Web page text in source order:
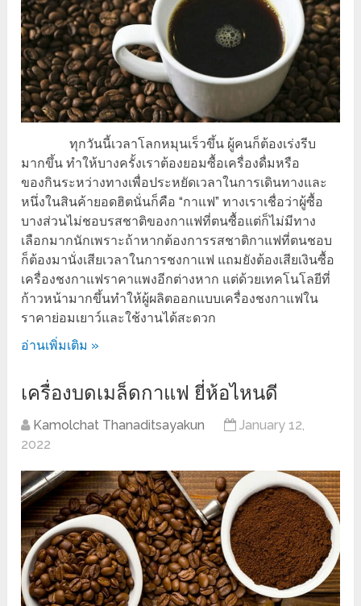
ทุกวันนี้เวลาโลกหมุนเร็วขึ้น ผู้คนก็ต้องเร่งรีบ
มากขึ้น ทำให้บางครั้งเราต้องยอมซื้อเครื่องดื่มหรือ
ของกินระหว่างทางเพื่อประหยัดเวลาในการเดินทางและ
หนึ่งในสินค้ายอดฮิตนั่นก็คือ “กาแฟ” ทางเราเชื่อว่าผู้ซื้อ
บางส่วนไม่ชอบรสชาติของกาแฟที่ตนซื้อแต่ก็ไม่มีทาง
เลือกมากนักเพราะถ้าหากต้องการรสชาติกาแฟที่ตนชอบ
ก็ต้องมานั่งเสียเวลาในการชงกาแฟ แถมยังต้องเสียเงินซื้อ
เครื่องชงกาแฟราคาแพงอีกต่างหาก แต่ด้วยเทคโนโลยีที่
ก้าวหน้ามากขึ้นทำให้ผู้ผลิตออกแบบเครื่องชงกาแฟใน
ราคาย่อมเยาว์และใช้งานได้สะดวก
อ่านเพิ่มเติม »
เครื่องบดเมล็ดกาแฟ ยี่ห้อไหนดี
Kamolchat Thanaditsayakun
January 12,
2022